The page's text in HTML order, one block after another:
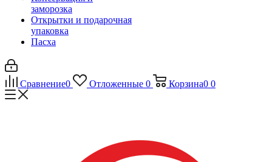
заморозка
Открытки и подарочная
упаковка
Пасха
Сравнение0 Отложенные 0 Корзина0 0